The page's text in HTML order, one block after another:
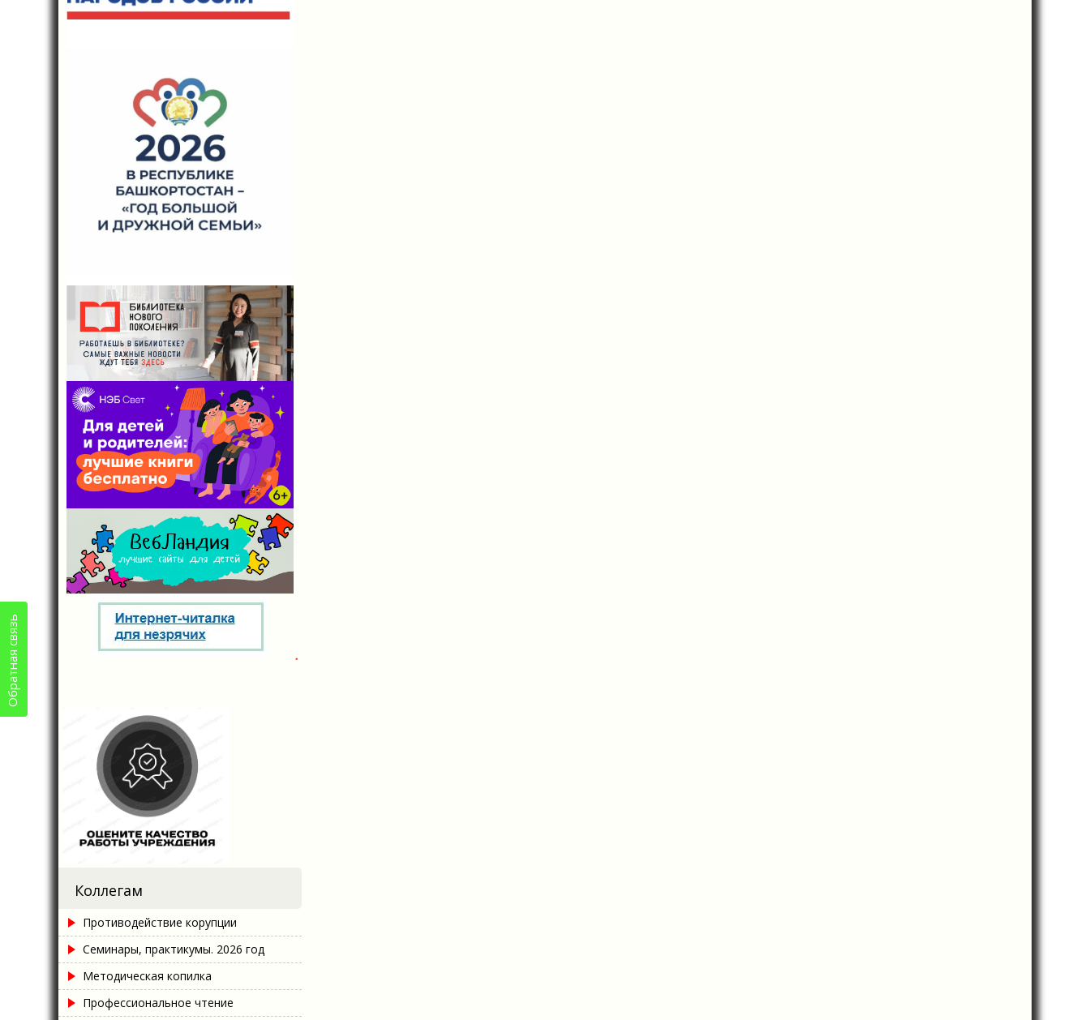
Коллегам
Противодействие корупции
Семинары, практикумы. 2026 год
Методическая копилка
Профессиональное чтение
Обратная связь